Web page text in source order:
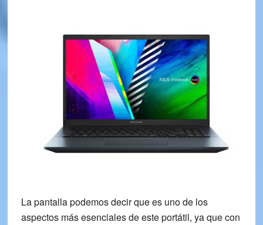
La pantalla podemos decir que es uno de los
aspectos más esenciales de este portátil, ya que con